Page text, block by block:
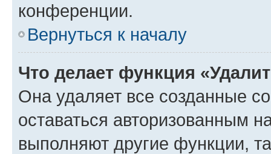
конференции.
Вернуться к началу
Что делает функция
Она удаляет все созданные
оставаться авторизованным
выполняют другие функции,